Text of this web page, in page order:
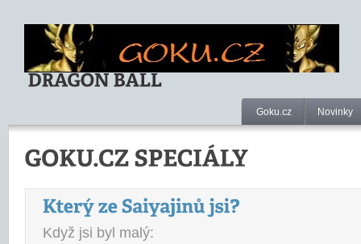
Goku.cz Novinky
Když jsi byl malý: